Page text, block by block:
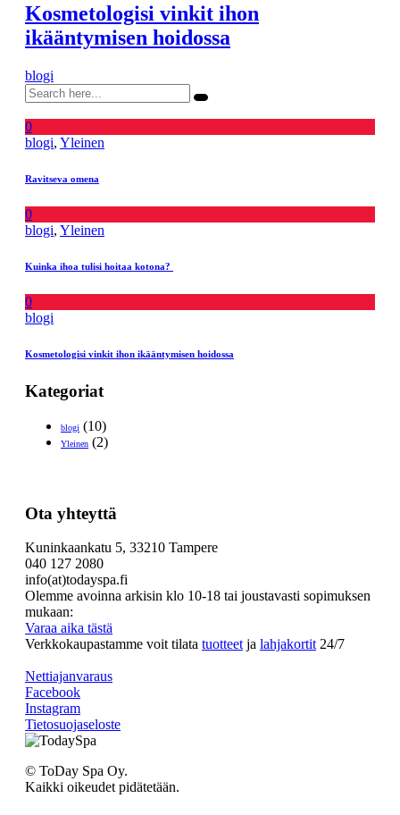
Kosmetologisi vinkit ihon
ikääntymisen hoidossa
blogi
0
blogi, Yleinen
Ravitseva omena
0
blogi, Yleinen
Kuinka ihoa tulisi hoitaa kotona?
0
blogi
Kosmetologisi vinkit ihon ikääntymisen hoidossa
Kategoriat
blogi (10)
Yleinen (2)
Ota yhteyttä
Kuninkaankatu 5, 33210 Tampere
040 127 2080
info(at)todayspa.fi
Olemme avoinna arkisin klo 10-18 tai joustavasti sopimuksen
mukaan:
Varaa aika tästä
Verkkokaupastamme voit tilata tuotteet ja lahjakortit 24/7
Nettiajanvaraus
Facebook
Instagram
Tietosuojaseloste
© ToDay Spa Oy.
Kaikki oikeudet pidätetään.